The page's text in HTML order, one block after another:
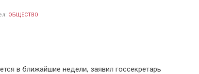
ОБЩЕСТВО
в ближайшие недели, заявил госсекретарь